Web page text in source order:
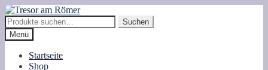
Zur
Navigation
springen
Zum
Inhalt
springen
Suche
nach:
Suchen
Menü
Startseite
Shop